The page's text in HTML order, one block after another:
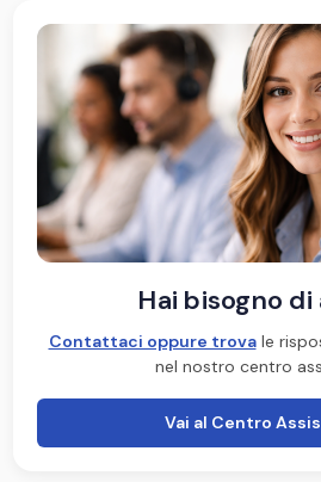
Hai bisogno di
Contattaci oppure trovale
nel nostro centro
Vai al Centro